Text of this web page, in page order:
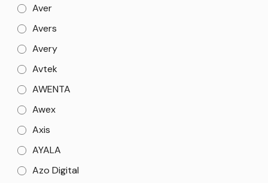
Aver
Avers
Avery
Avtek
AWENTA
Awex
Axis
AYALA
Azo Digital